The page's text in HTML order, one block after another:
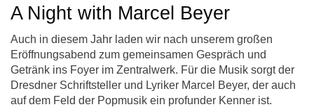
A Night with Marcel Beyer
Auch in diesem Jahr laden wir nach unserem großen
Eröffnungsabend zum gemeinsamen Gespräch und
Getränk ins Foyer im Zentralwerk. Für die Musik sorgt der
Dresdner Schriftsteller und Lyriker Marcel Beyer, der auch
auf dem Feld der Popmusik ein profunder Kenner ist.